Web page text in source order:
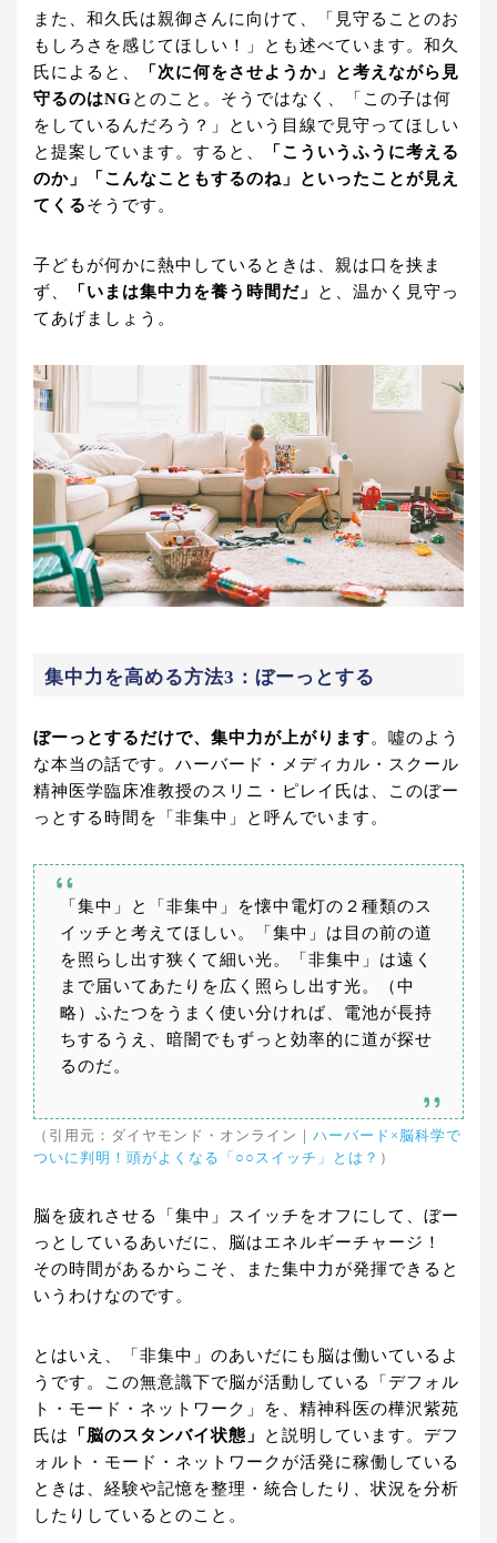
また、和久氏は親御さんに向けて、「見守ることのお
もしろさを感じてほしい！」とも述べています。和久
氏によると、
「次に何をさせようか」と考えながら見
守るのはNGとのこと。そうではなく、「この子は何
をしているんだろう？」という目線で見守ってほしい
と提案しています。すると、
「こういうふうに考える
のか」「こんなこともするのね」といったことが見え
てくるそうです。
子どもが何かに熱中しているときは、親は口を挟ま
ず、
「いまは集中力を養う時間だ」
と、温かく見守っ
てあげましょう。
集中力を高める方法3：ぼーっとする
ぼーっとするだけで、集中力が上がります。噓のよう
な本当の話です。ハーバード・メディカル・スクール
精神医学臨床准教授のスリニ・ピレイ氏は、このぼー
っとする時間を「非集中」と呼んでいます。
「集中」と「非集中」を懐中電灯の２種類のス
イッチと考えてほしい。「集中」は目の前の道
を照らし出す狭くて細い光。「非集中」は遠く
まで届いてあたりを広く照らし出す光。（中
略）ふたつをうまく使い分ければ、電池が長持
ちするうえ、暗闇でもずっと効率的に道が探せ
るのだ。
（引用元：ダイヤモンド・オンライン｜ ハーバード×脳科学で
ついに判明！頭がよくなる「○○スイッチ」とは？ ）
脳を疲れさせる「集中」スイッチをオフにして、ぼー
っとしているあいだに、脳はエネルギーチャージ！
その時間があるからこそ、また集中力が発揮できると
いうわけなのです。
とはいえ、「非集中」のあいだにも脳は働いているよ
うです。この無意識下で脳が活動している「デフォル
ト・モード・ネットワーク」を、精神科医の樺沢紫苑
氏は
「脳のスタンバイ状態」
と説明しています。デフ
ォルト・モード・ネットワークが活発に稼働している
ときは、経験や記憶を整理・統合したり、状況を分析
したりしているとのこと。